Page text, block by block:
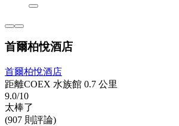
首爾柏悅酒店
首爾柏悅酒店
距離COEX 水族館 0.7 公里
9.0/10
太棒了
(907 則評論)